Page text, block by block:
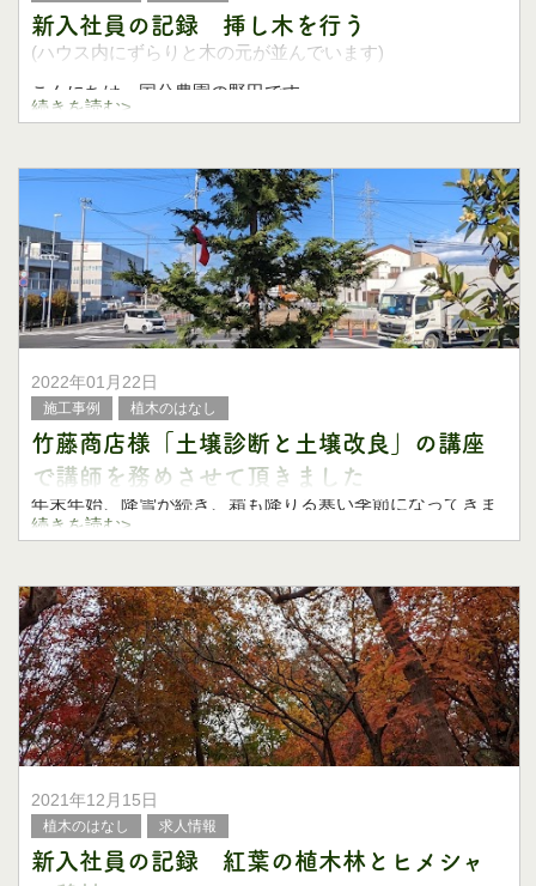
新入社員の記録 挿し木を行う
(ハウス内にずらりと木の元が並んでいます)
こんにちは、国分農園の野田です。
ってのがありますが、それだとチョコができるま
続きを読む>
2022年01月22日
施工事例 植木のはなし
竹藤商店様「土壌診断と土壌改良」の講座
で講師を務めさせて頂きました
年末年始、降雪が続き、霜も降りる寒い季節になってきま
したね。
2022年1月21日に建築資材などでお世話になっている、小
牧市の竹藤商店さま主催の
続きを読む>
2021年12月15日
植木のはなし 求人情報
新入社員の記録 紅葉の植木林とヒメシャ